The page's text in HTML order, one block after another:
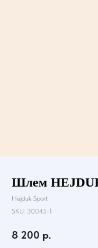
Шлем
Hejduk Sport
SKU: 30045-1
8 200 р.